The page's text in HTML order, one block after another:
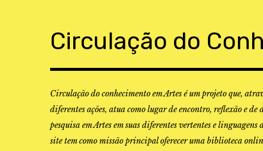
Circulação do
Circulação do conhecimento em Artes é um projeto que,
diferentes ações, atua como lugar de encontro, reflexão e de
pesquisa em Artes em suas diferentes vertentes e linguagens
site tem como missão principal oferecer uma biblioteca